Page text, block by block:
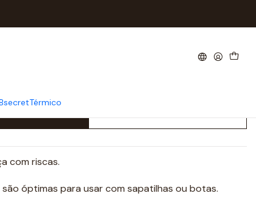
Térmico
Tam: 32-34 Criança
com riscas.
óptimas para usar com sapatilhas ou botas.